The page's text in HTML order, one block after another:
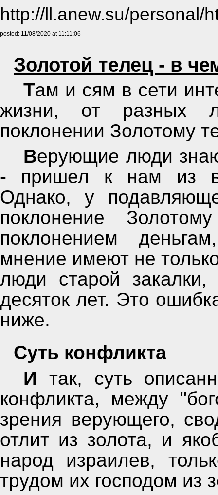
http://ll.anew.su/personal/
posted: 11/08/2020 at 11:11:06
Золотой телец - в
Там и сям в сети интернет, да и просто в обычной
жизни, от разных
поклонении Золотому
Верующие люди знают, что термин Золотой телец
- пришел к нам из
Однако, у
поклонение
поклонением
мнение имеют не
люди старой
десяток лет. Это
ниже.
Суть конфликта
И так, суть описанного в "священном писании"
конфликта, между
зрения верующего,
отлит из золота, и
народ израилев,
трудом их господом из